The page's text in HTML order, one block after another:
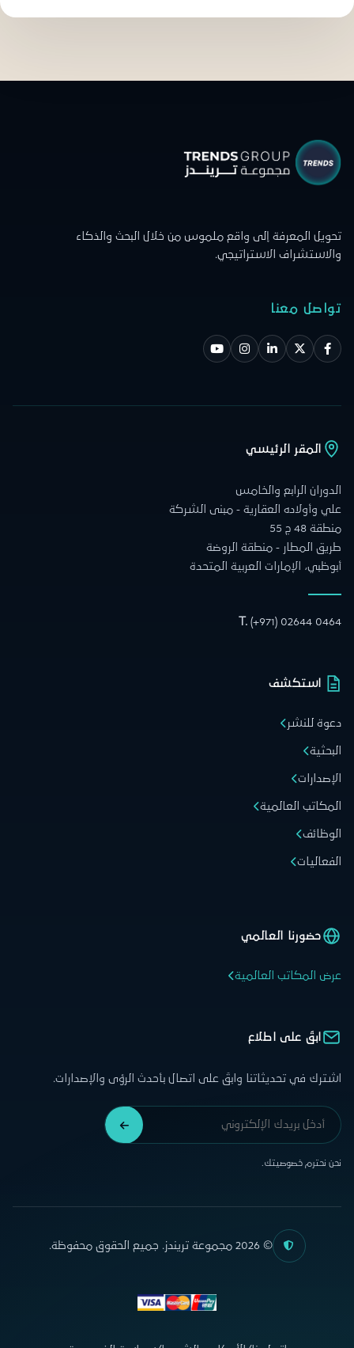
تحويل المعرفة إلى واقع ملموس من خلال البحث والذكاء
والاستشراف الاستراتيجي.
تواصل معنا
المقر الرئيسي
الدوران الرابع والخامس
علي وأولاده العقارية - مبنى الشركة
منطقة 48 ج 55
طريق المطار - منطقة الروضة
أبوظبي، الإمارات العربية المتحدة
T. (+971) 02644 0464
استكشف
دعوة للنشر
البحثية
الإصدارات
المكاتب العالمية
الوظائف
الفعاليات
حضورنا العالمي
عرض المكاتب العالمية
ابقَ على اطلاع
اشترك في تحديثاتنا وابقَ على اتصال بأحدث الرؤى والإصدارات.
نحن نحترم خصوصيتك.
© 2026 مجموعة تريندز. جميع الحقوق محفوظة.